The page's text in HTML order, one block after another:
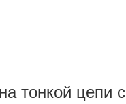
тонкой цепи с